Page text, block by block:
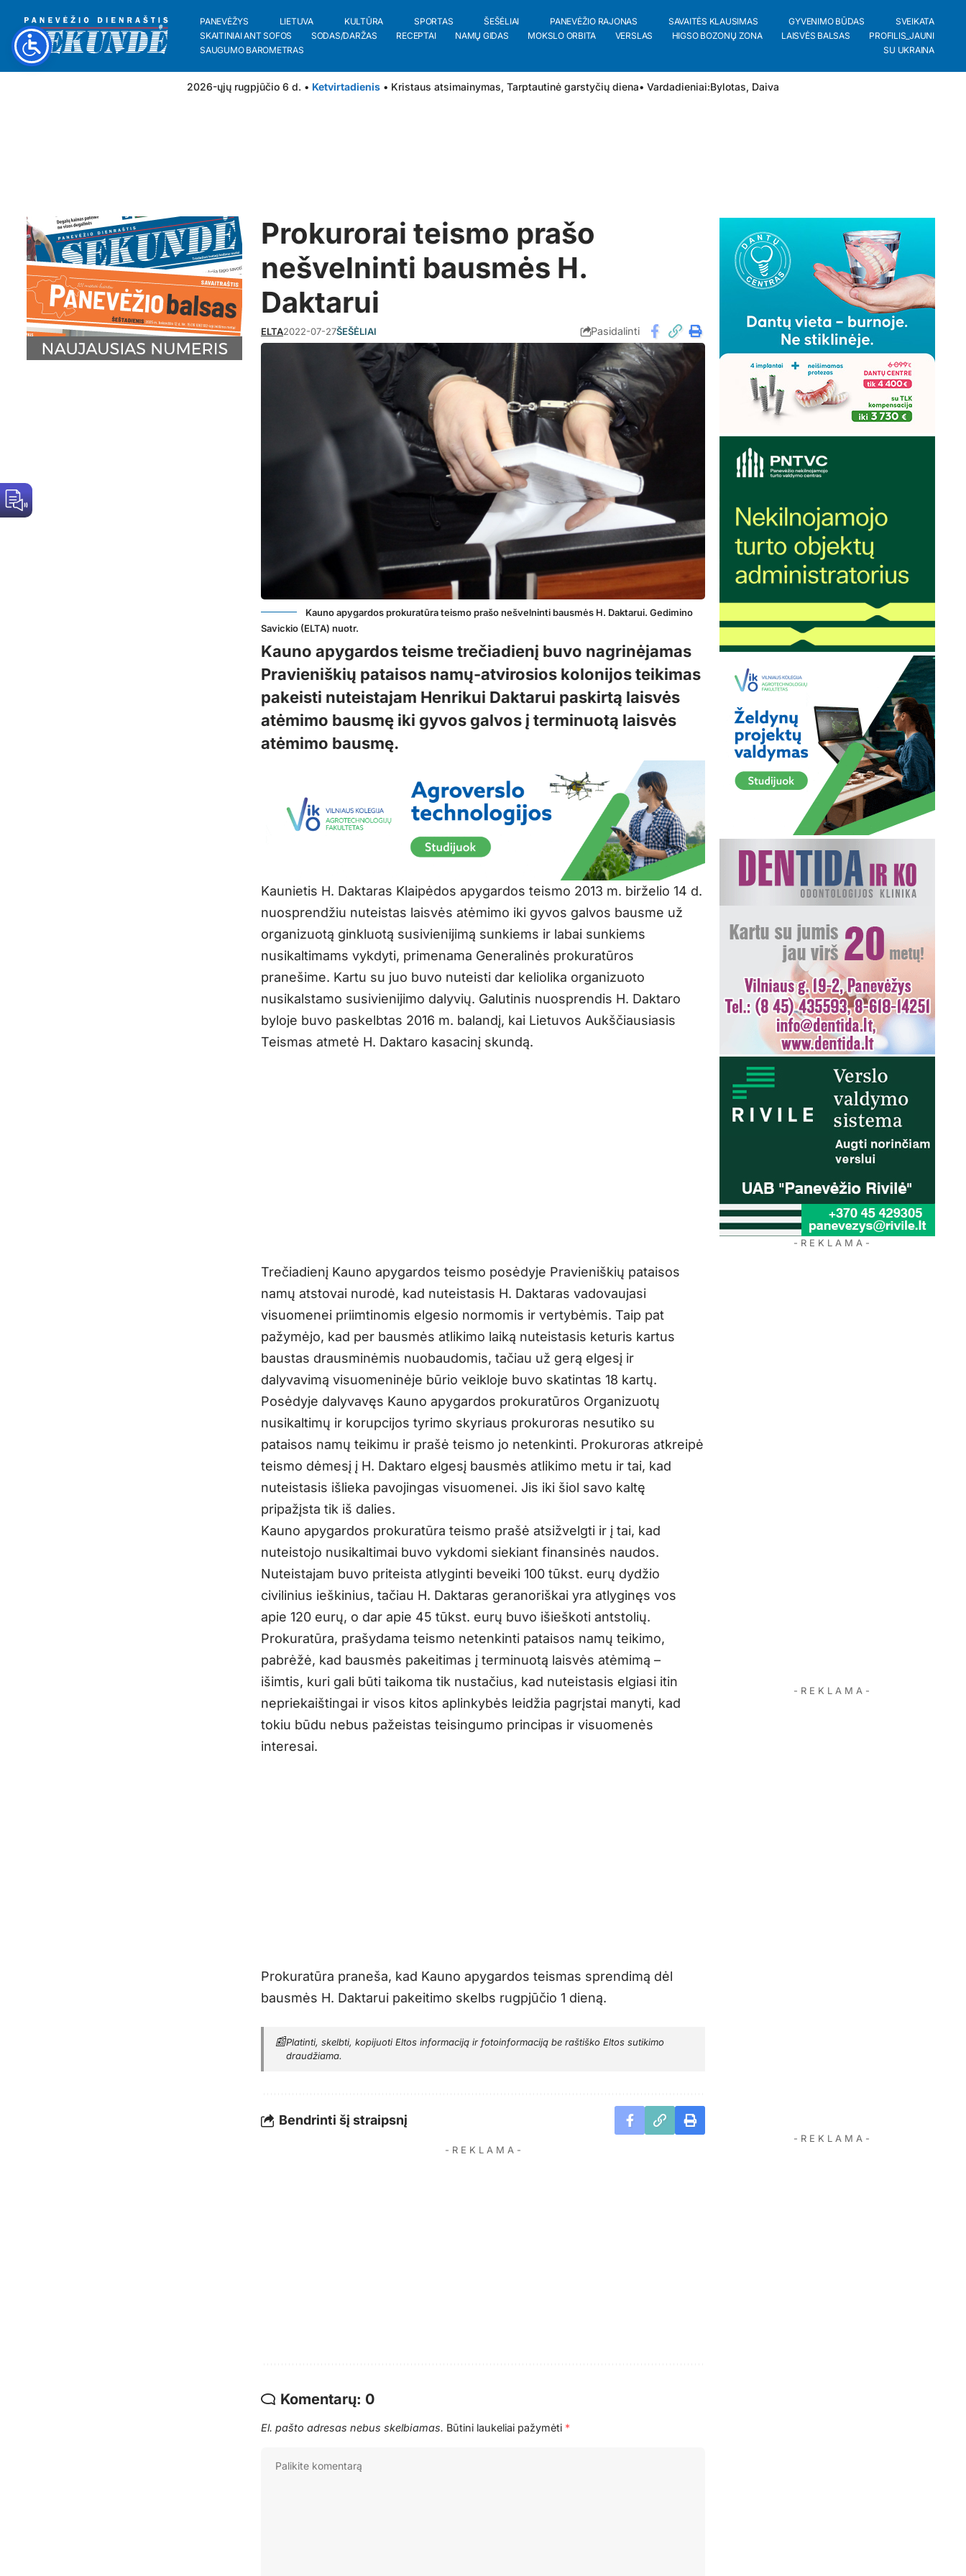
PANEVĖŽYS LIETUVA KULTŪRA SPORTAS ŠEŠĖLIAI PANEVĖŽIO RAJONAS SAVAITĖS KLAUSIMAS GYVENIMO BŪDAS
SVEIKATA
SKAITINIAI ANT SOFOS
SODAS/DARŽAS RECEPTAI NAMŲ GIDAS MOKSLO ORBITA VERSLAS HIGSO BOZONŲ ZONA LAISVĖS BALSAS
PROFILIS_JAUNI
SAUGUMO BAROMETRAS
SU UKRAINA
2026-ųjų rugpjūčio 6 d. • Ketvirtadienis • Kristaus atsimainymas, Tarptautinė garstyčių diena• Vardadieniai:Bylotas, Daiva
Prokurorai teismo prašo
nešvelninti bausmės H.
Daktarui
ELTA2022-07-27ŠEŠĖLIAI Pasidalinti
Kauno apygardos prokuratūra teismo prašo nešvelninti bausmės H. Daktarui. Gedimino
Savickio (ELTA) nuotr.
Kauno apygardos teisme trečiadienį buvo nagrinėjamas
Pravieniškių pataisos namų-atvirosios kolonijos teikimas
pakeisti nuteistajam Henrikui Daktarui paskirtą laisvės
atėmimo bausmę iki gyvos galvos į terminuotą laisvės
atėmimo bausmę.
Kaunietis H. Daktaras Klaipėdos apygardos teismo 2013 m. birželio 14 d.
nuosprendžiu nuteistas laisvės atėmimo iki gyvos galvos bausme už
organizuotą ginkluotą susivienijimą sunkiems ir labai sunkiems
nusikaltimams vykdyti, primenama Generalinės prokuratūros
pranešime. Kartu su juo buvo nuteisti dar keliolika organizuoto
nusikalstamo susivienijimo dalyvių. Galutinis nuosprendis H. Daktaro
byloje buvo paskelbtas 2016 m. balandį, kai Lietuvos Aukščiausiasis
Teismas atmetė H. Daktaro kasacinį skundą.
Trečiadienį Kauno apygardos teismo posėdyje Pravieniškių pataisos
namų atstovai nurodė, kad nuteistasis H. Daktaras vadovaujasi
visuomenei priimtinomis elgesio normomis ir vertybėmis. Taip pat
pažymėjo, kad per bausmės atlikimo laiką nuteistasis keturis kartus
baustas drausminėmis nuobaudomis, tačiau už gerą elgesį ir
dalyvavimą visuomeninėje būrio veikloje buvo skatintas 18 kartų.
Posėdyje dalyvavęs Kauno apygardos prokuratūros Organizuotų
nusikaltimų ir korupcijos tyrimo skyriaus prokuroras nesutiko su
pataisos namų teikimu ir prašė teismo jo netenkinti. Prokuroras atkreipė
teismo dėmesį į H. Daktaro elgesį bausmės atlikimo metu ir tai, kad
nuteistasis išlieka pavojingas visuomenei. Jis iki šiol savo kaltę
pripažįsta tik iš dalies.
Kauno apygardos prokuratūra teismo prašė atsižvelgti ir į tai, kad
nuteistojo nusikaltimai buvo vykdomi siekiant finansinės naudos.
Nuteistajam buvo priteista atlyginti beveiki 100 tūkst. eurų dydžio
civilinius ieškinius, tačiau H. Daktaras geranoriškai yra atlyginęs vos
apie 120 eurų, o dar apie 45 tūkst. eurų buvo išieškoti antstolių.
Prokuratūra, prašydama teismo netenkinti pataisos namų teikimo,
pabrėžė, kad bausmės pakeitimas į terminuotą laisvės atėmimą –
išimtis, kuri gali būti taikoma tik nustačius, kad nuteistasis elgiasi itin
nepriekaištingai ir visos kitos aplinkybės leidžia pagrįstai manyti, kad
tokiu būdu nebus pažeistas teisingumo principas ir visuomenės
interesai.
Prokuratūra praneša, kad Kauno apygardos teismas sprendimą dėl
bausmės H. Daktarui pakeitimo skelbs rugpjūčio 1 dieną.
📰Platinti, skelbti, kopijuoti Eltos informaciją ir fotoinformaciją be raštiško Eltos sutikimo
draudžiama.
Bendrinti šį straipsnį
- R E K L A M A -
Komentarų: 0
El. pašto adresas nebus skelbiamas. Būtini laukeliai pažymėti *
- R E K L A M A -
- R E K L A M A -
- R E K L A M A -